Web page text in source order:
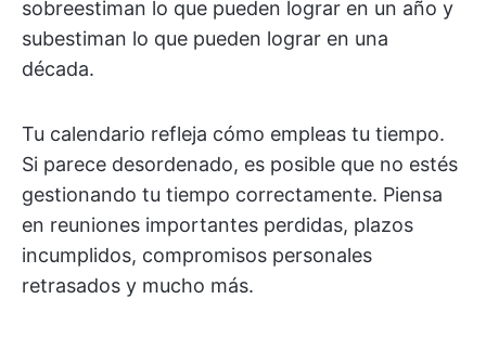
sobreestiman lo que pueden lograr en un año y
subestiman lo que pueden lograr en una
década.
Tu calendario refleja cómo empleas tu tiempo.
Si parece desordenado, es posible que no estés
gestionando tu tiempo correctamente. Piensa
en reuniones importantes perdidas, plazos
incumplidos, compromisos personales
retrasados y mucho más.